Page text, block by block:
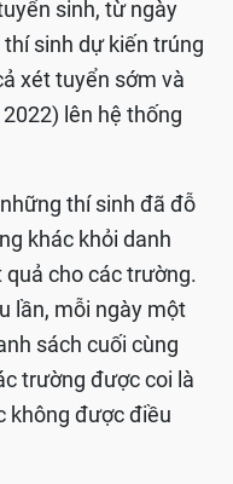
sinh, từ ngày
sinh dự kiến trúng
xét tuyển sớm và
lên hệ thống
thí sinh đã đỗ
khác khỏi danh
quả cho các trường.
lần, mỗi ngày một
sách cuối cùng
trường được coi là
không được điều